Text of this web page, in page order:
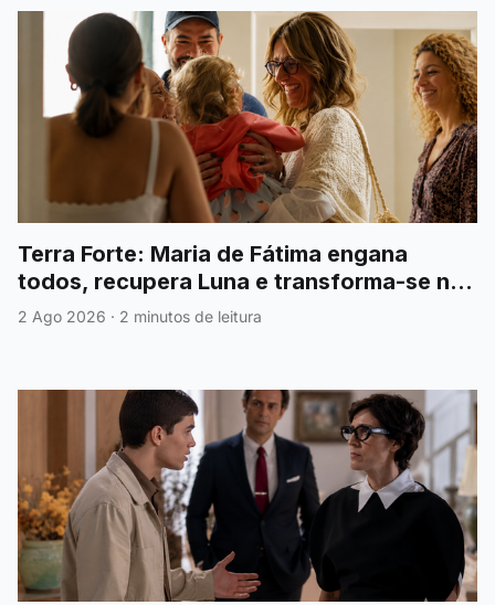
Terra Forte: Maria de Fátima engana
todos, recupera Luna e transforma-se na
grande heroína
2 Ago 2026 · 2 minutos de leitura